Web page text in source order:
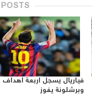
فياريال يسجل اربعة اهداف
وبرشلونة يفوز